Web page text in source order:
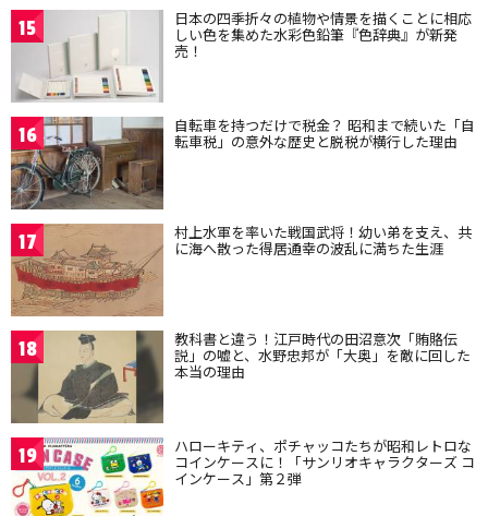
15 日本の四季折々の植物や情景を描くことに相応
しい色を集めた水彩色鉛筆『色辞典』が新発
売！
16 自転車を持つだけで税金？ 昭和まで続いた「自
転車税」の意外な歴史と脱税が横行した理由
17 村上水軍を率いた戦国武将！幼い弟を支え、共
に海へ散った得居通幸の波乱に満ちた生涯
18 教科書と違う！江戸時代の田沼意次「賄賂伝
説」の嘘と、水野忠邦が「大奥」を敵に回した
本当の理由
19 ハローキティ、ポチャッコたちが昭和レトロな
コインケースに！「サンリオキャラクターズ コ
インケース」第２弾